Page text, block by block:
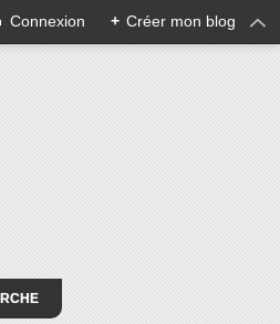
Connexion + Créer mon blog